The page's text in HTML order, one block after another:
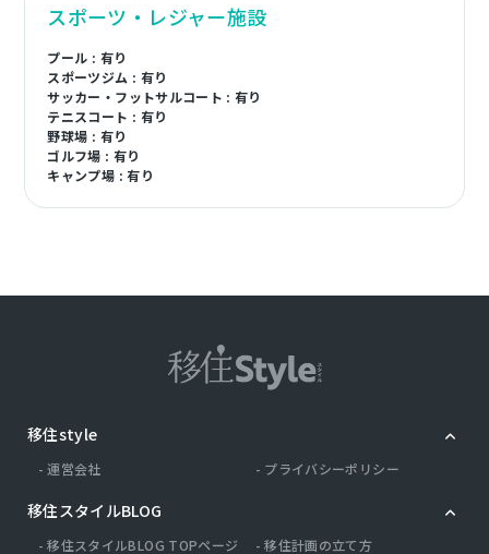
スポーツ・レジャー施設
プール : 有り
スポーツジム : 有り
サッカー・フットサルコート : 有り
テニスコート : 有り
野球場 : 有り
ゴルフ場 : 有り
キャンプ場 : 有り
移住style
運営会社 プライバシーポリシー
移住スタイルBLOG
移住スタイルBLOG TOPページ 移住計画の立て方